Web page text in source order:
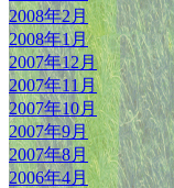
2008年2月
2008年1月
2007年12月
2007年11月
2007年10月
2007年9月
2007年8月
2006年4月